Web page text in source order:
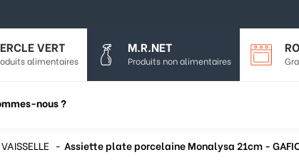
VERT
alimentaires
M.R.NET
Produits non alimentaires
nous ?
VAISSELLE Assiette plate porcelaine Monalysa 21cm -